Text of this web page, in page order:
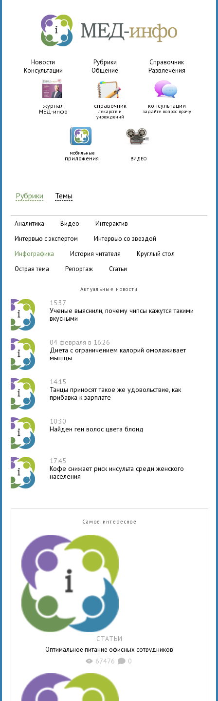
Новости Рубрики
Справочник
Консультации
Общение Развлечения
журнал
МЕД-инфо
справочник
лекарств и
учреждений
консультации
задайте вопрос врачу
мобильные
приложения ВИДЕО
Рубрики Темы
аналитика видео
интерактив
интервью с экспертом
интервью со звездой
инфографика
история читателя
круглый стол
острая тема
репортаж статьи
Актуальные новости
15:37
Ученые выяснили, почему чипсы кажутся такими
вкусными
04 февраля в 16:26
Диета с ограничением калорий омолаживает
мышцы
14:15
Танцы приносят такое же удовольствие, как
прибавка к зарплате
10:30
Найден ген волос цвета блонд
17:45
Кофе снижает риск инсульта среди женского
населения
Самое интересное
СТАТЬИ
Оптимальное питание офисных сотрудников
X 67476 K 0